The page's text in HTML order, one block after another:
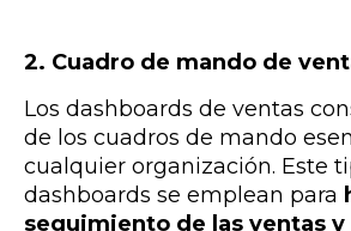
2. Cuadro de mando de
Los dashboards de ventas
de los cuadros de mando
cualquier organización. Este
dashboards se emplean para
seguimiento de las ventas y